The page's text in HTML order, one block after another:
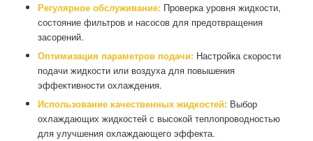
Регулярное обслуживание:Проверка уровня жидкости,
состояние фильтров и насосов для предотвращения
засорений.
Оптимизация параметров подачи:Настройка скорости
подачи жидкости или воздуха для повышения
эффективности охлаждения.
Использование качественных жидкостей:Выбор
охлаждающих жидкостей с высокой теплопроводностью
для улучшения охлаждающего эффекта.